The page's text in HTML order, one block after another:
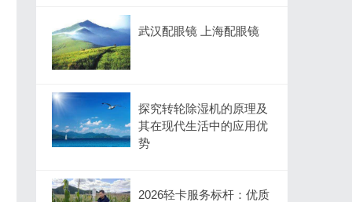
武汉配眼镜 上海配眼镜
探究转轮除湿机的原理及
其在现代生活中的应用优
势
2026轻卡服务标杆：优质